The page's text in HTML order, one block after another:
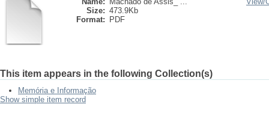
Size: 473.9Kb
Format:
PDF
This item appears in the following Collection(s)
Memória e Informação
Show simple item record